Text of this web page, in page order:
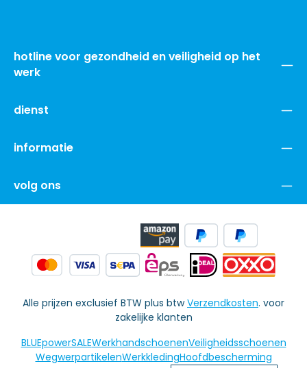
hotline voor gezondheid en veiligheid op het
werk
dienst
informatie
volg ons
Alle prijzen exclusief BTW plus btwVerzendkosten. voor
zakelijke klanten
BLUEpowerSALEWerkhandschoenenVeiligheidsschoenen
WegwerpartikelenWerkkledingHoofdbescherming